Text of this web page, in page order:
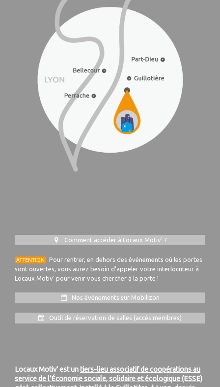
Comment accéder à Locaux Motiv' ?
ATTENTION
Pour rentrer, en dehors des événements où les portes
sont ouvertes, vous aurez besoin d'appeler votre interlocuteur à
Locaux Motiv' pour venir vous chercher à la porte !
Nos événements sur Mobilizon
Outil de réservation de salles (accès membres)
Locaux Motiv' est untiers-lieu associatif de coopérations au
service de l’Économie sociale, solidaire et écologique (ESSE)